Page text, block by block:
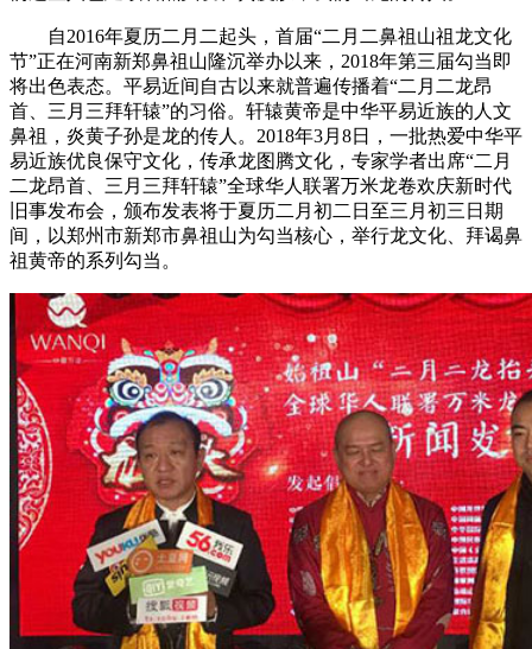
自2016年夏历二月二起头，首届“二月二鼻祖山祖龙文化
节”正在河南新郑鼻祖山隆沉举办以来，2018年第三届勾当即
将出色表态。平易近间自古以来就普遍传播着“二月二龙昂
首、三月三拜轩辕”的习俗。轩辕黄帝是中华平易近族的人文
鼻祖，炎黄子孙是龙的传人。2018年3月8日，一批热爱中华平
易近族优良保守文化，传承龙图腾文化，专家学者出席“二月
二龙昂首、三月三拜轩辕”全球华人联署万米龙卷欢庆新时代
旧事发布会，颁布发表将于夏历二月初二日至三月初三日期
间，以郑州市新郑市鼻祖山为勾当核心，举行龙文化、拜谒鼻
祖黄帝的系列勾当。